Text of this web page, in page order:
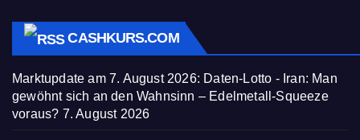
CASHKURS.COM
Marktupdate am 7. August 2026: Daten-Lotto - Iran: Man
gewöhnt sich an den Wahnsinn – Edelmetall-Squeeze
voraus? 7. August 2026